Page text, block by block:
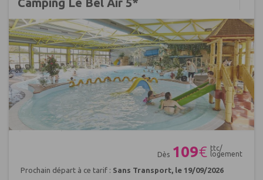
Dès 109€ ttc/
logement
Prochain départ à ce tarif : Sans Transport, le 19/09/2026